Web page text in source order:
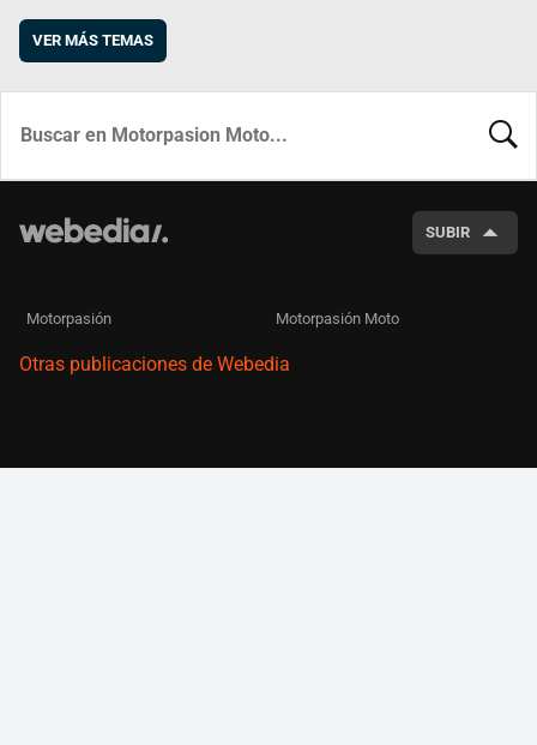
VER MÁS TEMAS
SUBIR
Motorpasión Motorpasión Moto
Otras publicaciones de Webedia